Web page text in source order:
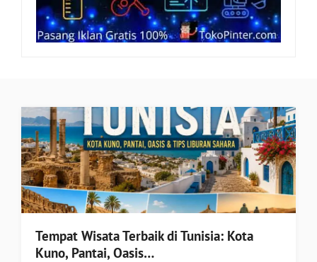
Tempat Wisata Terbaik di Tunisia: Kota
Kuno, Pantai, Oasis…